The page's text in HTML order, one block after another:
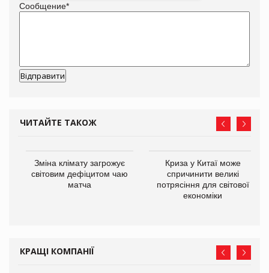
Сообщение*
ЧИТАЙТЕ ТАКОЖ
Зміна клімату загрожує
світовим дефіцитом чаю
матча
Криза у Китаї може
спричинити великі
потрясіння для світової
економіки
КРАЩІ КОМПАНІЇ